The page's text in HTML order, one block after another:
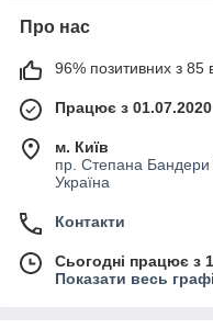
Про нас
96% позитивних з 85
Працює з 01.07.2020
м. Київ
пр. Степана Бандери
Україна
Контакти
Сьогодні працює з
Показати весь